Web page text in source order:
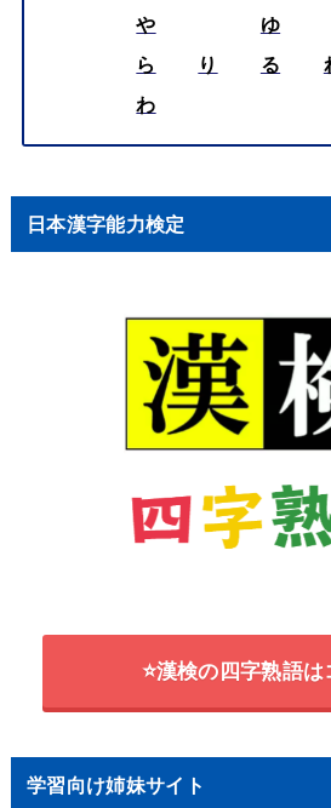
や
ゆ
ら
り る
わ
日本漢字能力検定
⭐漢検の四字熟語は
学習向け姉妹サイト